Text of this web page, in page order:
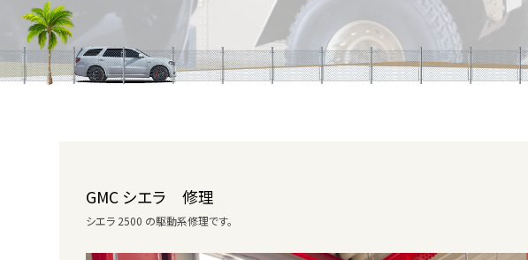
GMC シエラ 修理
シエラ 2500 の駆動系修理です。